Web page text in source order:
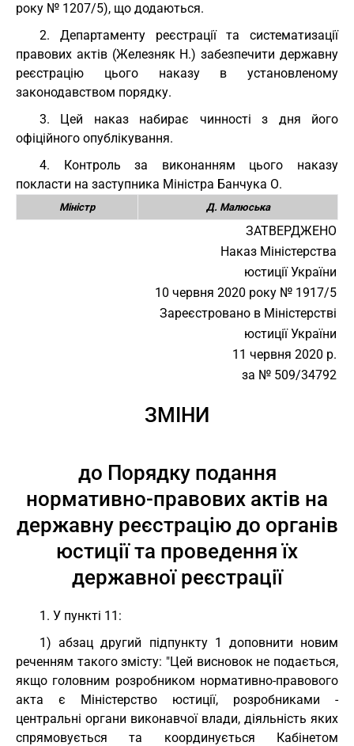
року № 1207/5), що додаються.
2. Департаменту реєстрації та систематизації
правових актів (Железняк Н.) забезпечити державну
реєстрацію цього наказу в установленому
законодавством порядку.
3. Цей наказ набирає чинності з дня його
офіційного опублікування.
4. Контроль за виконанням цього наказу
покласти на заступника Міністра Банчука О.
Міністр Д. Малюська
ЗАТВЕРДЖЕНО
Наказ Міністерства
юстиції України
10 червня 2020 року № 1917/5
Зареєстровано в Міністерстві
юстиції України
11 червня 2020 р.
за № 509/34792
ЗМІНИ
до Порядку подання
нормативно-правових актів на
державну реєстрацію до органів
юстиції та проведення їх
державної реєстрації
1. У пункті 11:
1) абзац другий підпункту 1 доповнити новим
реченням такого змісту: "Цей висновок не подається,
якщо головним розробником нормативно-правового
акта є Міністерство юстиції, розробниками -
центральні органи виконавчої влади, діяльність яких
спрямовується та координується Кабінетом